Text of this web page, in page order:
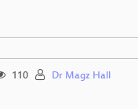
110 Dr Magz Hall